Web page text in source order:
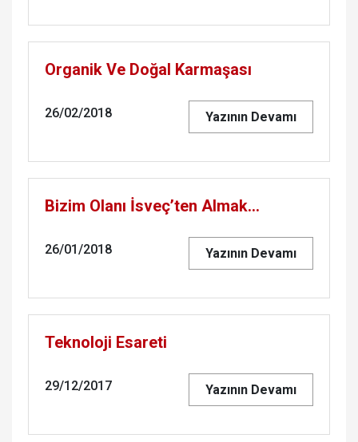
Organik Ve Doğal Karmaşası
26/02/2018 Yazının Devamı
Bizim Olanı İsveç’ten Almak…
26/01/2018 Yazının Devamı
Teknoloji Esareti
29/12/2017 Yazının Devamı